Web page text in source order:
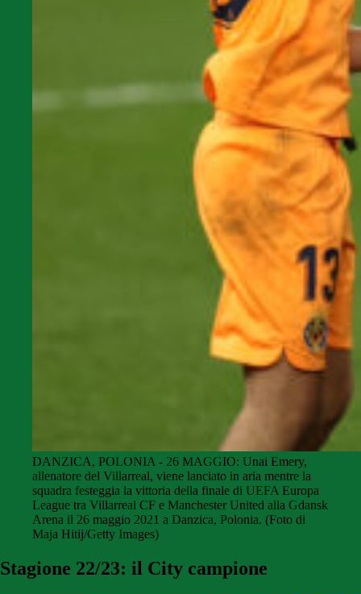
DANZICA, POLONIA - 26 MAGGIO: Unai Emery,
allenatore del Villarreal, viene lanciato in aria mentre la
squadra festeggia la vittoria della finale di UEFA Europa
League tra Villarreal CF e Manchester United alla Gdansk
Arena il 26 maggio 2021 a Danzica, Polonia. (Foto di
Maja Hitij/Getty Images)
Stagione 22/23: il City campione